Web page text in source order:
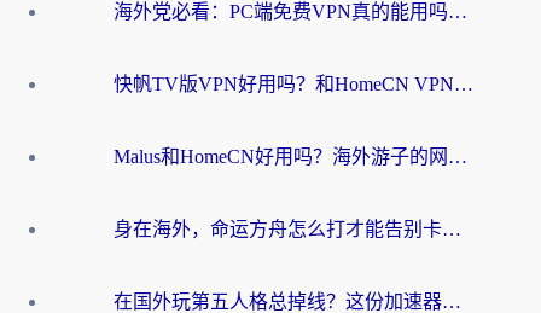
海外党必看：PC端免费VPN真的能用吗？教你无缝访问国内资源的正确姿势
快帆TV版VPN好用吗？和HomeCN VPN对比哪个回国效果更好？真实体验告诉你
Malus和HomeCN好用吗？海外游子的网络乡愁，到底该如何安放？
身在海外，命运方舟怎么打才能告别卡顿？这份终极指南给你答案
在国外玩第五人格总掉线？这份加速器终极指南让你丝滑上分